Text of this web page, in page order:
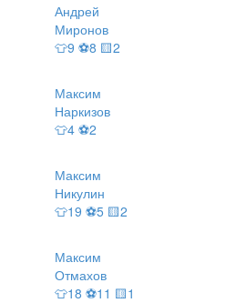
Андрей
Миронов
👕9 ⚽8 🟨2
Максим
Наркизов
👕4 ⚽2
Максим
Никулин
👕19 ⚽5 🟨2
Максим
Отмахов
👕18 ⚽11 🟨1